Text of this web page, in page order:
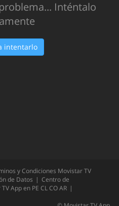
Inténtalo
intentarlo
y Condiciones Movistar TV
de Datos
Centro de
App en PE CLCOAR